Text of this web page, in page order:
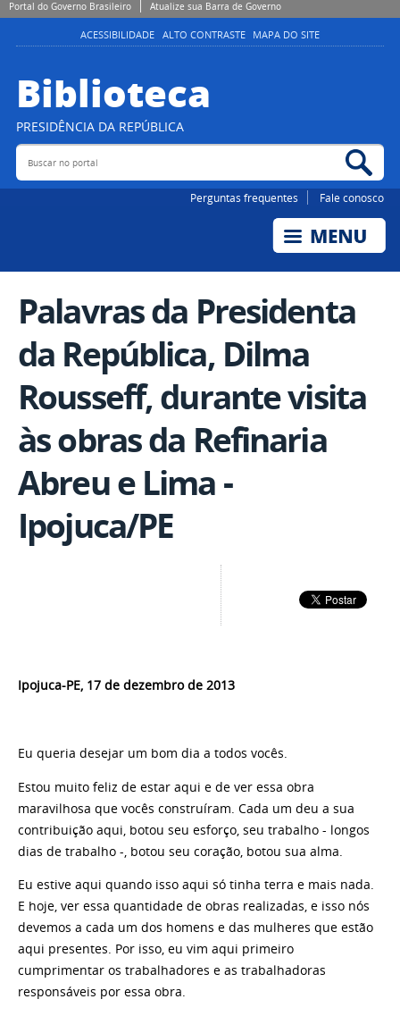
Portal do Governo Brasileiro Atualize sua Barra de Governo
ACESSIBILIDADE ALTO CONTRASTE MAPA DO SITE
Biblioteca
PRESIDÊNCIA DA REPÚBLICA
Buscar no portal
Perguntas frequentes Fale conosco
Palavras da Presidenta
da República, Dilma
Rousseff, durante visita
às obras da Refinaria
Abreu e Lima -
Ipojuca/PE
Ipojuca-PE, 17 de dezembro de 2013
Eu queria desejar um bom dia a todos vocês.
Estou muito feliz de estar aqui e de ver essa obra
maravilhosa que vocês construíram. Cada um deu a sua
contribuição aqui, botou seu esforço, seu trabalho - longos
dias de trabalho -, botou seu coração, botou sua alma.
Eu estive aqui quando isso aqui só tinha terra e mais nada.
E hoje, ver essa quantidade de obras realizadas, e isso nós
devemos a cada um dos homens e das mulheres que estão
aqui presentes. Por isso, eu vim aqui primeiro
cumprimentar os trabalhadores e as trabalhadoras
responsáveis por essa obra.